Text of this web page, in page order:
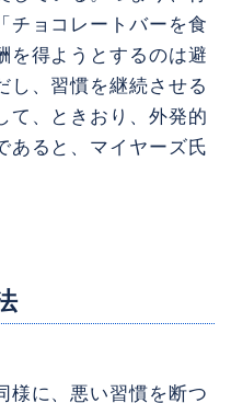
チョコレートバーを食
を得ようとするのは避
し、習慣を継続させる
て、ときおり、外発的
あると、マイヤーズ氏
様に、悪い習慣を断つ